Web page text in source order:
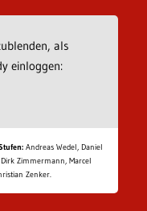
als
einloggen:
Andreas Wedel, Daniel
Zimmermann, Marcel
Zenker.